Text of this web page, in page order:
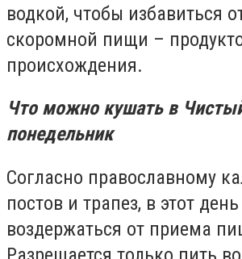
водкой, чтобы избавиться
скоромной пищи –
происхождения.
Что можно кушать в
понедельник
Согласно православному
постов и трапез, в этот
воздержаться от приема